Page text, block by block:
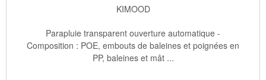
KIMOOD
Parapluie transparent ouverture automatique -
Composition : POE, embouts de baleines et poignées en
PP, baleines et mât ...